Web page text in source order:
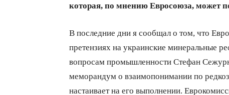
которая, по мнению Евросоюза, может
В последние дни я сообщал о том, что
претензиях на украинские минеральные
вопросам промышленности Стефан
меморандум о взаимопонимании по
настаивает на его выполнении.